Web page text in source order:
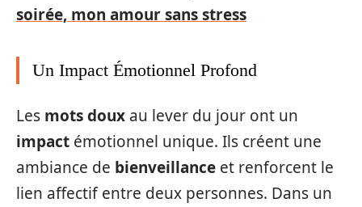
soirée, mon amour sans stress
Un Impact Émotionnel Profond
Les mots doux au lever du jour ont un
impact émotionnel unique. Ils créent une
ambiance de bienveillance et renforcent le
lien affectif entre deux personnes. Dans un